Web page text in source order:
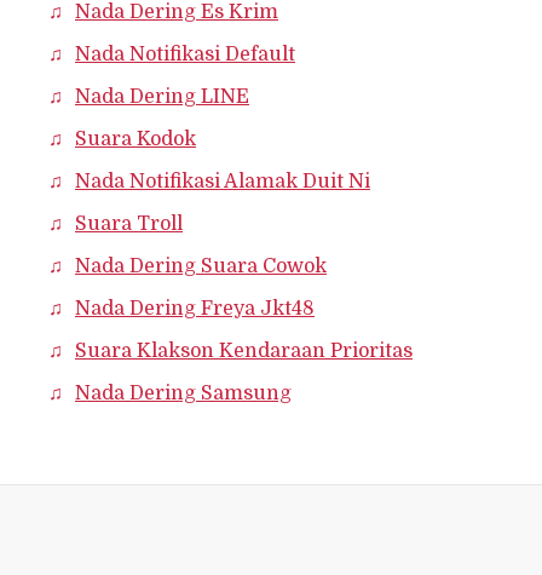
Nada Dering Es Krim
Nada Notifikasi Default
Nada Dering LINE
Suara Kodok
Nada Notifikasi Alamak Duit Ni
Suara Troll
Nada Dering Suara Cowok
Nada Dering Freya Jkt48
Suara Klakson Kendaraan Prioritas
Nada Dering Samsung